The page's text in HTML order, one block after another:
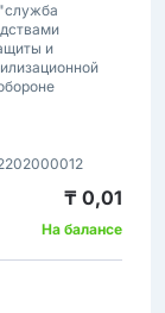
и
₸ 0,01
На балансе